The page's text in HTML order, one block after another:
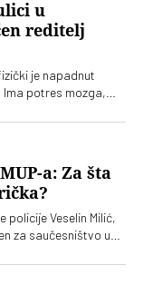
u
reditelj
je napadnut
potres mozga,
a: Za šta
policije Veselin Milić,
za saučesništvo u
policije Marka
piše da je sukob